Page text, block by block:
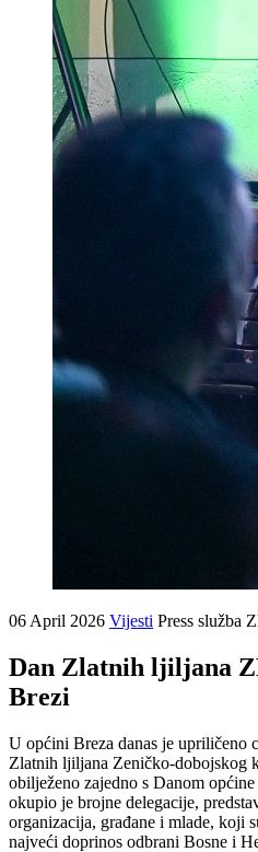
06 April 2026 Vijesti Press služba
Dan Zlatnih ljiljana
Brezi
U općini Breza danas je upriličeno
Zlatnih ljiljana Zeničko-dobojskog
obilježeno zajedno s Danom
okupio je brojne delegacije,
organizacija, građane i mlade, koji
najveći doprinos odbrani Bosne i